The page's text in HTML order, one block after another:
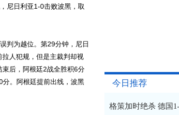
尼日利亚1-0击败波黑，取
判为越位。第29分钟，尼日
人犯规，但是主裁判却视
后，阿根廷2战全胜积6分
。阿根廷提前出线，波黑
今日推荐
格策加时绝杀 德国